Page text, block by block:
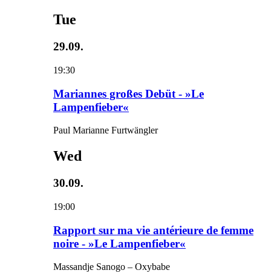
Tue
29.09.
19:30
Mariannes großes Debüt - »Le
Lampenfieber«
Paul Marianne Furtwängler
Wed
30.09.
19:00
Rapport sur ma vie antérieure de femme
noire - »Le Lampenfieber«
Massandje Sanogo – Oxybabe